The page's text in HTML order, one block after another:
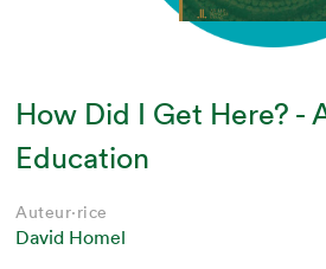
How Did I Get Here? -
Education
Auteur·rice
David Homel